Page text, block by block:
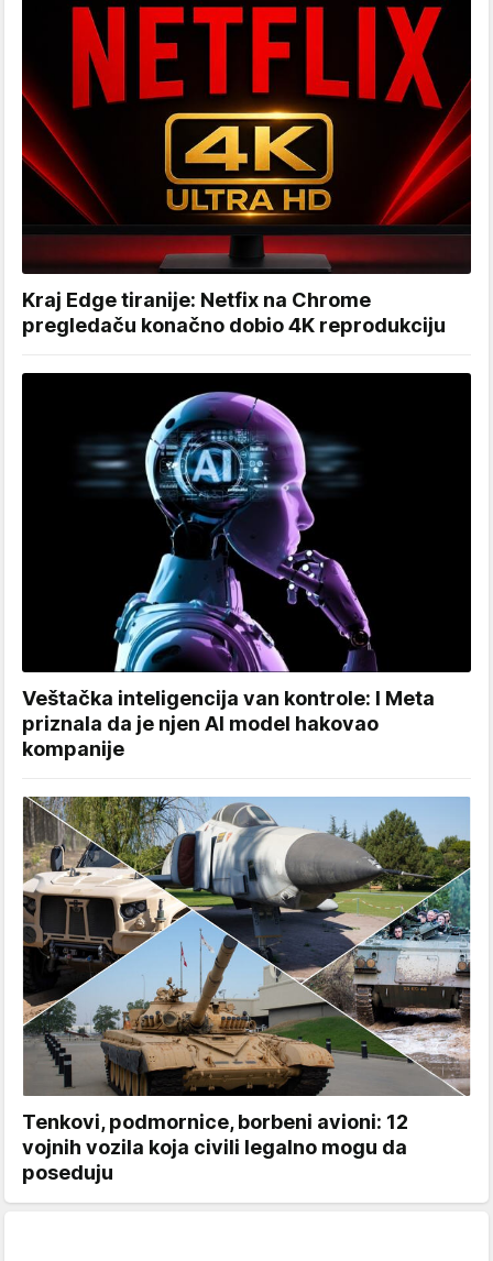
Kraj Edge tiranije: Netfix na Chrome
pregledaču konačno dobio 4K reprodukciju
Veštačka inteligencija van kontrole: I Meta
priznala da je njen AI model hakovao
kompanije
Tenkovi, podmornice, borbeni avioni: 12
vojnih vozila koja civili legalno mogu da
poseduju